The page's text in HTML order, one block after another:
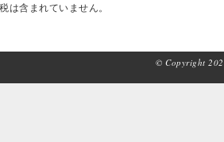
は含まれていません。
© Copyright